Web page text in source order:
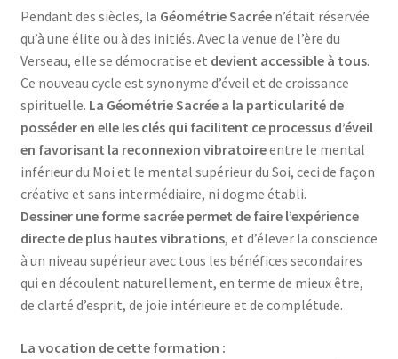
Pendant des siècles, la Géométrie Sacréen’était réservée
qu’à une élite ou à des initiés. Avec la venue de l’ère du
Verseau, elle se démocratise et devient accessible à tous.
Ce nouveau cycle est synonyme d’éveil et de croissance
spirituelle. La Géométrie Sacrée a la particularité de
posséder en elle les clés qui facilitent ce processus d’éveil
en favorisant la reconnexion vibratoireentre le mental
inférieur du Moi et le mental supérieur du Soi, ceci de façon
créative et sans intermédiaire, ni dogme établi.
Dessiner une forme sacrée permet de faire l’expérience
directe de plus hautes vibrations, et d’élever la conscience
à un niveau supérieur avec tous les bénéfices secondaires
qui en découlent naturellement, en terme de mieux être,
de clarté d’esprit, de joie intérieure et de complétude.
La vocation de cette formation :